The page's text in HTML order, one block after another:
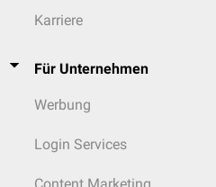
Karriere
Für Unternehmen
Werbung
Login Services